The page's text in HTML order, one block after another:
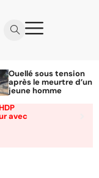
Ouellé sous tension
après le meurtre d’un
jeune homme
avec